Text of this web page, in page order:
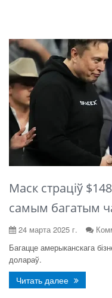
Маск страціў
самым багатым
24 марта 2025 г.
Багацце амерыканскага
долараў.
Читать далее